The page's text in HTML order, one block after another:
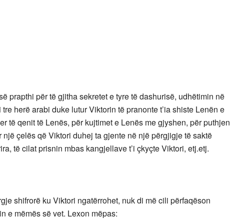
prapthi për të gjitha sekretet e tyre të dashurisë, udhëtimin në
herë arabi duke lutur Viktorin të pranonte t’ia shiste Lenën e
të qenit të Lenës, për kujtimet e Lenës me gjyshen, për puthjen
një çelës që Viktori duhej ta gjente në një përgjigje të saktë
të cilat prisnin mbas kangjellave t’i çkyçte Viktori, etj.etj.
shifrorë ku Viktori ngatërrohet, nuk di më cili përfaqëson
e mëmës së vet. Lexon mëpas: